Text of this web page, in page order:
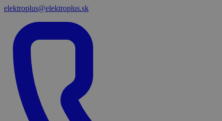
elektroplus@elektroplus.sk